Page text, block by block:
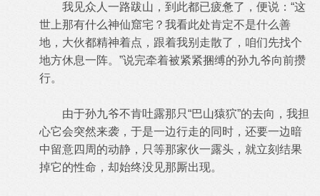
我见众人一路跋山，到此都已疲惫了，便说：“这
世上那有什么神仙窟宅？我看此处肯定不是什么善
地，大伙都精神着点，跟着我别走散了，咱们先找个
地方休息一阵。”说完牵着被紧紧捆缚的孙九爷向前攒
行。
由于孙九爷不肯吐露那只“巴山猿狖”的去向，我担
心它会突然来袭，于是一边行走的同时，还要一边暗
中留意四周的动静，只等那家伙一露头，就立刻结果
掉它的性命，却始终没见那厮出现。